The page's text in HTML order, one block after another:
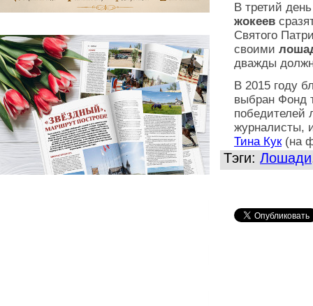
В третий
жокеев
Святого
своими
дважды
В 2015 году
выбран Фонд
победителей
журналисты,
Тина Кук(на
Тэги: Лошади